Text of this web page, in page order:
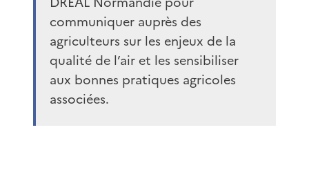
communiquer auprès des
agriculteurs sur les enjeux de la
qualité de l’air et les sensibiliser
aux bonnes pratiques agricoles
associées.